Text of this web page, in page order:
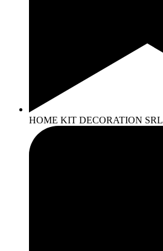
HOME KIT DECORATION SRL